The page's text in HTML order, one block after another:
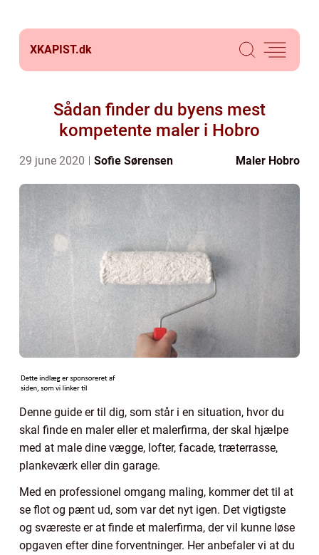
XKAPIST.dk
Sådan finder du byens mest
kompetente maler i Hobro
29 june 2020 Sofie Sørensen Maler Hobro
Denne guide er til dig, som står i en situation, hvor du
skal finde en maler eller et malerfirma, der skal hjælpe
med at male dine vægge, lofter, facade, træterrasse,
plankeværk eller din garage.
Med en professionel omgang maling, kommer det til at
se flot og pænt ud, som var det nyt igen. Det vigtigste
og sværeste er at finde et malerfirma, der vil kunne løse
opgaven efter dine forventninger. Her anbefaler vi at du